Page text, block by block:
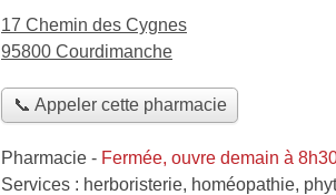
17 Chemin des Cygnes
95800 Courdimanche
📞 Appeler cette pharmacie
Pharmacie - Fermée, ouvre demain à
Services : herboristerie, homéopathie,